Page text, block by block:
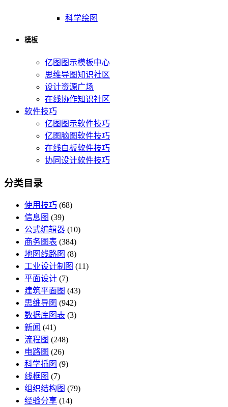
科学绘图
模板
亿图图示模板中心
思维导图知识社区
设计资源广场
在线协作知识社区
软件技巧
亿图图示软件技巧
亿图脑图软件技巧
在线白板软件技巧
协同设计软件技巧
分类目录
使用技巧 (68)
信息图 (39)
公式编辑器 (10)
商务图表 (384)
地图线路图 (8)
工业设计制图 (11)
平面设计 (7)
建筑平面图 (43)
思维导图 (942)
数据库图表 (3)
新闻 (41)
流程图 (248)
电路图 (26)
科学插图 (9)
线框图 (7)
组织结构图 (79)
经验分享 (14)